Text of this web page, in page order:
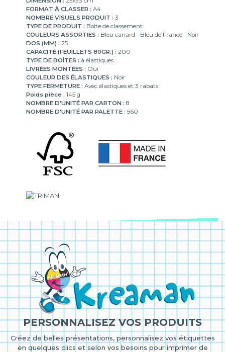
FORMAT À CLASSER : A4
NOMBRE VISUELS PRODUIT : 3
TYPE DE PRODUIT : Boîte de classement
COULEURS ASSORTIES : Bleu canard - Bleu de France - Noir
DOS (MM) : 25
CAPACITÉ (FEUILLETS 80GR.) : 200
TYPE DE BOÎTES : à élastiques
LIVRÉES MONTÉES : Oui
COULEUR DES ÉLASTIQUES : Noir
TYPE FERMETURE : Avec élastiques et 3 rabats
Poids pièce : 145 g
NOMBRE D'UNITÉ PAR CARTON : 8
NOMBRE D'UNITÉ PAR PALETTE : 560
PERSONNALISEZ VOS PRODUITS
Créez de belles présentations, personnalisez vos étiquettes
en quelques clics et selon vos besoins pour imprimer de